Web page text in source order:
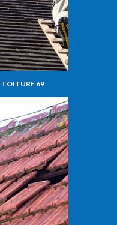
TOITURE 69